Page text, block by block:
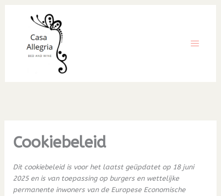
inhoud
Cookiebeleid
Dit cookiebeleid is voor het laatst geüpdatet op 18 juni
2025 en is van toepassing op burgers en wettelijke
permanente inwoners van de Europese Economische